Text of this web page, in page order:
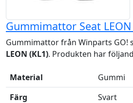
Gummimattor Seat LEON
Gummimattor från Winparts GO!
LEON (KL1). Produkten har
Material
Gummi
Färg
Svart